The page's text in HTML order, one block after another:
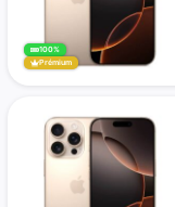
100%
Prémium